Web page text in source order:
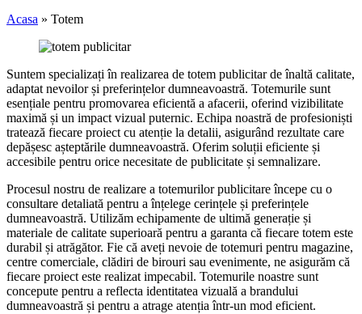
Acasa » Totem
Suntem specializați în realizarea de totem publicitar de înaltă calitate,
adaptat nevoilor și preferințelor dumneavoastră. Totemurile sunt
esențiale pentru promovarea eficientă a afacerii, oferind vizibilitate
maximă și un impact vizual puternic. Echipa noastră de profesioniști
tratează fiecare proiect cu atenție la detalii, asigurând rezultate care
depășesc așteptările dumneavoastră. Oferim soluții eficiente și
accesibile pentru orice necesitate de publicitate și semnalizare.
Procesul nostru de realizare a totemurilor publicitare începe cu o
consultare detaliată pentru a înțelege cerințele și preferințele
dumneavoastră. Utilizăm echipamente de ultimă generație și
materiale de calitate superioară pentru a garanta că fiecare totem este
durabil și atrăgător. Fie că aveți nevoie de totemuri pentru magazine,
centre comerciale, clădiri de birouri sau evenimente, ne asigurăm că
fiecare proiect este realizat impecabil. Totemurile noastre sunt
concepute pentru a reflecta identitatea vizuală a brandului
dumneavoastră și pentru a atrage atenția într-un mod eficient.